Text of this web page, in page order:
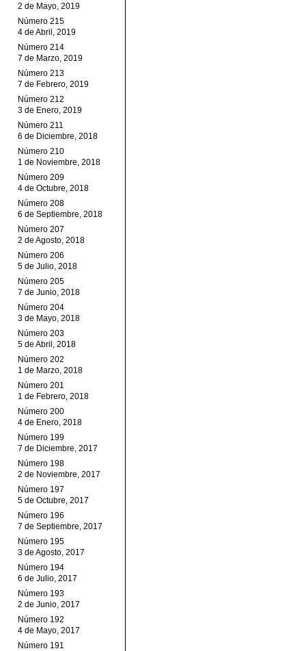
2 de Mayo, 2019
Número 215
4 de Abril, 2019
Número 214
7 de Marzo, 2019
Número 213
7 de Febrero, 2019
Número 212
3 de Enero, 2019
Número 211
6 de Diciembre, 2018
Número 210
1 de Noviembre, 2018
Número 209
4 de Octubre, 2018
Número 208
6 de Septiembre, 2018
Número 207
2 de Agosto, 2018
Número 206
5 de Julio, 2018
Número 205
7 de Junio, 2018
Número 204
3 de Mayo, 2018
Número 203
5 de Abril, 2018
Número 202
1 de Marzo, 2018
Número 201
1 de Febrero, 2018
Número 200
4 de Enero, 2018
Número 199
7 de Diciembre, 2017
Número 198
2 de Noviembre, 2017
Número 197
5 de Octubre, 2017
Número 196
7 de Septiembre, 2017
Número 195
3 de Agosto, 2017
Número 194
6 de Julio, 2017
Número 193
2 de Junio, 2017
Número 192
4 de Mayo, 2017
Número 191